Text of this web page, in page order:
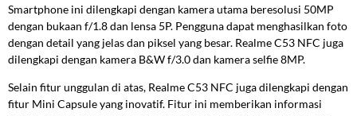
Smartphone ini dilengkapi dengan kamera utama beresolusi 50MP
dengan bukaan f/1.8 dan lensa 5P. Pengguna dapat menghasilkan foto
dengan detail yang jelas dan piksel yang besar. Realme C53 NFC juga
dilengkapi dengan kamera B&W f/3.0 dan kamera selfie 8MP.
Selain fitur unggulan di atas, Realme C53 NFC juga dilengkapi dengan
fitur Mini Capsule yang inovatif. Fitur ini memberikan informasi